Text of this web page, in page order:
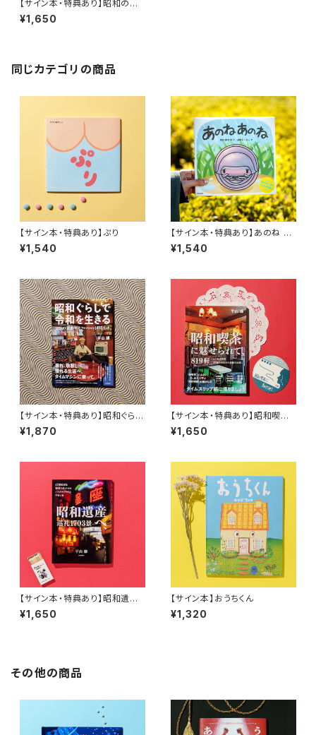
【サイン本・特典あり】昭和の商
店街遺跡、撮り倒した590箇所
¥1,650
同じカテゴリの商品
【サイン本・特典あり】ぷり
¥1,540
【サイン本・特典あり】あのね あ
のね
¥1,540
【サイン本・特典あり】昭和ぐらし
で令和を生きる 27人の［部屋・
モノ・ファッション］403カット
¥1,870
【サイン本・特典あり】昭和喫茶
に魅せられて、819軒
¥1,650
【サイン本・特典あり】昭和遺産
へ、巡礼1703景
¥1,650
【サイン本】おうちくん
¥1,320
その他の商品